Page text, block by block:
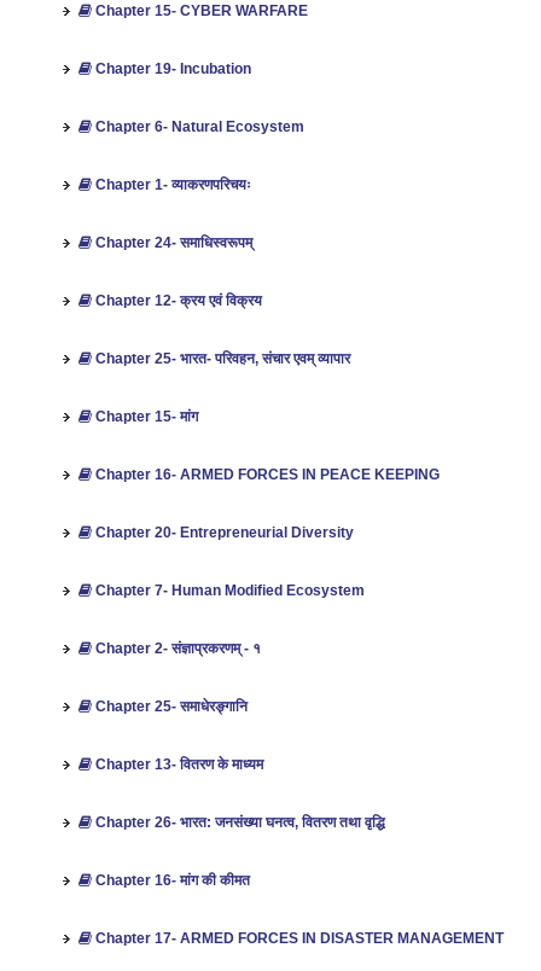
Chapter 15- CYBER WARFARE
Chapter 19- Incubation
Chapter 6- Natural Ecosystem
Chapter 1- व्याकरणपरिचयः
Chapter 24- समाधिस्वरूपम्
Chapter 12- क्रय एवं विक्रय
Chapter 25- भारत- परिवहन, संचार एवम् व्‍यापार
Chapter 15- मांग
Chapter 16- ARMED FORCES IN PEACE KEEPING
Chapter 20- Entrepreneurial Diversity
Chapter 7- Human Modified Ecosystem
Chapter 2- संज्ञाप्रकरणम् - १
Chapter 25- समाधेरङ्गानि
Chapter 13- वितरण के माध्यम
Chapter 26- भारत: जनसंख्‍या घनत्‍व, वितरण तथा वृद्धि
Chapter 16- मांग की कीमत
Chapter 17- ARMED FORCES IN DISASTER MANAGEMENT